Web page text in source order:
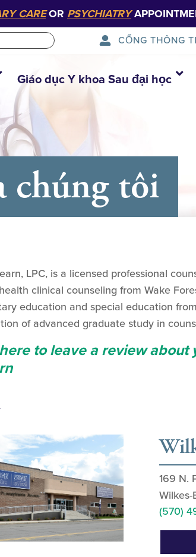
CAREOR PSYCHIATRY
CỔNG THÔNG
Giáo dục Y khoa Sau đại học
chúng tôi
LPC, is a licensed professional
clinical counseling from Wake
education and special education
of advanced graduate study in
to leave a review about
169 N.
Wilkes-
(570)